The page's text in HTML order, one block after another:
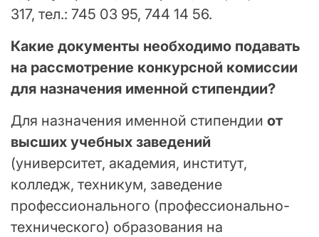
317, тел.: 745 03 95, 744 14 56.
Какие документы необходимо подавать
на рассмотрение конкурсной комиссии
для назначения именной стипендии?
Для назначения именной стипендии от
высших учебных заведений
(университет, академия, институт,
колледж, техникум, заведение
профессионального (профессионально-
технического) образования на